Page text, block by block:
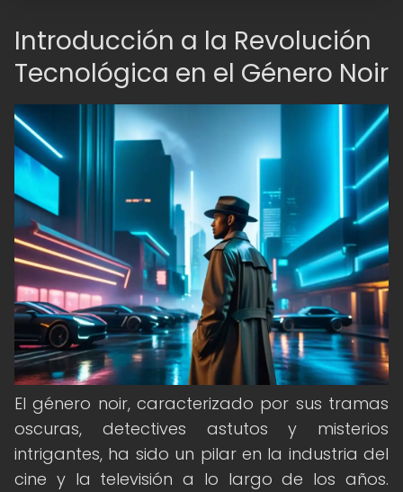
Introducción a la Revolución
Tecnológica en el Género Noir
El género noir, caracterizado por sus tramas
oscuras, detectives astutos y misterios
intrigantes, ha sido un pilar en la industria del
cine y la televisión a lo largo de los años.